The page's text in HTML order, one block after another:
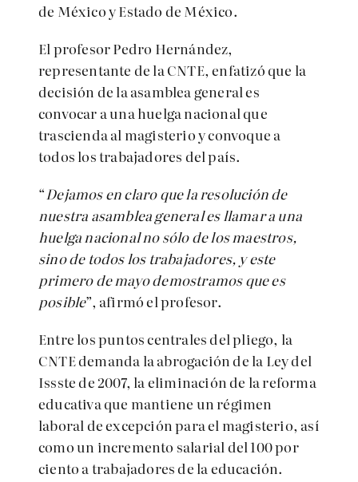
de México y Estado de México.
El profesor Pedro Hernández,
representante de la CNTE, enfatizó que la
decisión de la asamblea general es
convocar a una huelga nacional que
trascienda al magisterio y convoque a
todos los trabajadores del país.
“Dejamos en claro que la resolución de
nuestra asamblea general es llamar a una
huelga nacional no sólo de los maestros,
sino de todos los trabajadores, y este
primero de mayo demostramos que es
posible”, afirmó el profesor.
Entre los puntos centrales del pliego, la
CNTE demanda la abrogación de la Ley del
Issste de 2007, la eliminación de la reforma
educativa que mantiene un régimen
laboral de excepción para el magisterio, así
como un incremento salarial del 100 por
ciento a trabajadores de la educación.